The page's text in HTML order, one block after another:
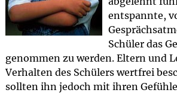
entspannte,
Schüler das
genommen zu werden. Eltern und
Verhalten des Schülers wertfrei
sollten ihn jedoch mit ihren